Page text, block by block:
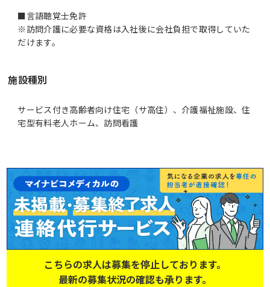
■言語聴覚士免許
※訪問介護に必要な資格は入社後に会社負担で取得していた
だけます。
施設種別
サービス付き高齢者向け住宅（サ高住）、介護福祉施設、住
宅型有料老人ホーム、訪問看護
こちらの求人は募集を停止しております。
最新の募集状況の確認も承ります。